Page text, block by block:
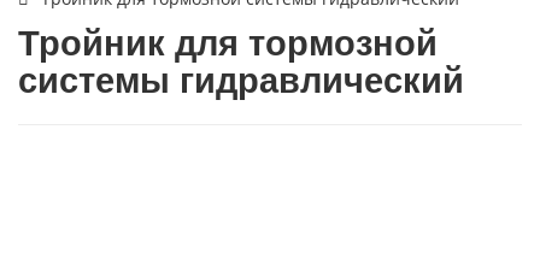
Тройник для тормозной
системы гидравлический